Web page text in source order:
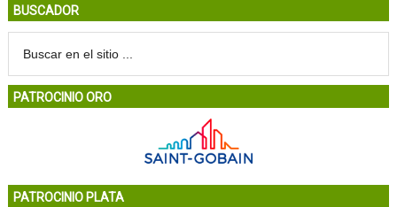
BUSCADOR
PATROCINIO ORO
PATROCINIO PLATA